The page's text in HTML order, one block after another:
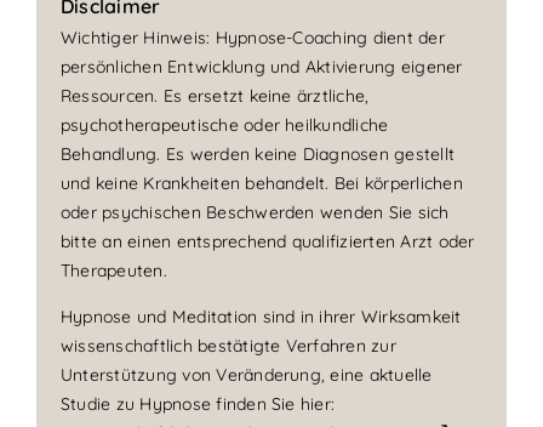
Disclaimer
Wichtiger Hinweis: Hypnose-Coaching dient der
persönlichen Entwicklung und Aktivierung eigener
Ressourcen. Es ersetzt keine ärztliche,
psychotherapeutische oder heilkundliche
Behandlung. Es werden keine Diagnosen gestellt
und keine Krankheiten behandelt. Bei körperlichen
oder psychischen Beschwerden wenden Sie sich
bitte an einen entsprechend qualifizierten Arzt oder
Therapeuten.
Hypnose und Meditation sind in ihrer Wirksamkeit
wissenschaftlich bestätigte Verfahren zur
Unterstützung von Veränderung, eine aktuelle
Studie zu Hypnose finden Sie hier: